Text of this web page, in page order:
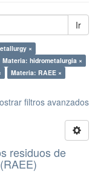
Ir
×
Materia: hidrometalurgia ×
Materia: RAEE ×
filtros avanzados
residuos de